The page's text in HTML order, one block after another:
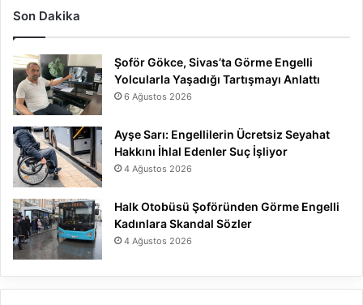
Son Dakika
Şoför Gökce, Sivas’ta Görme Engelli
Yolcularla Yaşadığı Tartışmayı Anlattı
6 Ağustos 2026
Ayşe Sarı: Engellilerin Ücretsiz Seyahat
Hakkını İhlal Edenler Suç İşliyor
4 Ağustos 2026
Halk Otobüsü Şoföründen Görme Engelli
Kadınlara Skandal Sözler
4 Ağustos 2026